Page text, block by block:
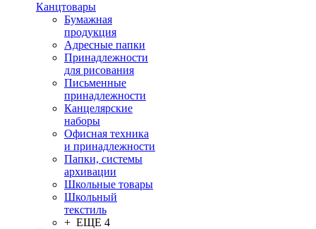
Канцтовары
Бумажная
продукция
Адресные папки
Принадлежности
для рисования
Письменные
принадлежности
Канцелярские
наборы
Офисная техника
и принадлежности
Папки, системы
архивации
Школьные товары
Школьный
текстиль
+ ЕЩЕ 4